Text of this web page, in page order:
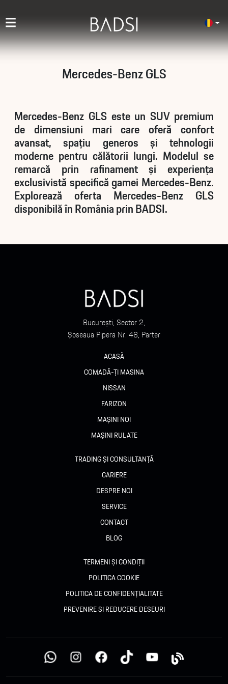
Mercedes-Benz GLS
Mercedes-Benz GLS este un SUV premium
de dimensiuni mari care oferă confort
avansat, spațiu generos și tehnologii
moderne pentru călătorii lungi. Modelul se
remarcă prin rafinament și experiența
exclusivistă specifică gamei Mercedes-Benz.
Explorează oferta Mercedes-Benz GLS
disponibilă în România prin BADSI.
București, Sector 2,
Șoseaua Pipera Nr. 48, Parter
ACASĂ
COMADĂ-ȚI MASINA
NISSAN
FARIZON
MAȘINI NOI
MAȘINI RULATE
TRADING ȘI CONSULTANȚĂ
CARIERE
DESPRE NOI
SERVICE
CONTACT
BLOG
TERMENI ȘI CONDIȚII
POLITICA COOKIE
POLITICA DE CONFIDENȚIALITATE
PREVENIRE SI REDUCERE DESEURI